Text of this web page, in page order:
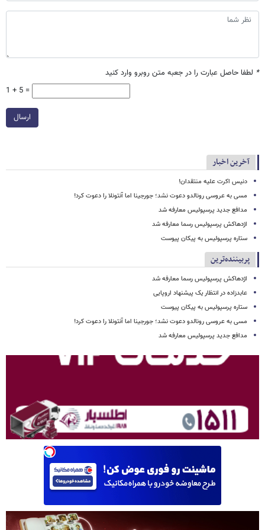
* لطفا حاصل عبارت را در جعبه متن روبرو وارد کنید
1 + 5 =
ارسال
آخرین اخبار
دنیس اکرت علیه منتقدان!
مسی به عروسی رونالدو دعوت نشد؛ جورجینا اما آنتونلا را دعوت کرد!
مدافع جدید پرسپولیس معارفه شد
اژدهاکش پرسپولیس رسما معارفه شد
ستاره پرسپولیس به پیکان پیوست
پربیننده‌ترین
اژدهاکش پرسپولیس رسما معارفه شد
عابدزاده در انتظار یک پیشنهاد اروپایی
ستاره پرسپولیس به پیکان پیوست
مسی به عروسی رونالدو دعوت نشد؛ جورجینا اما آنتونلا را دعوت کرد!
مدافع جدید پرسپولیس معارفه شد